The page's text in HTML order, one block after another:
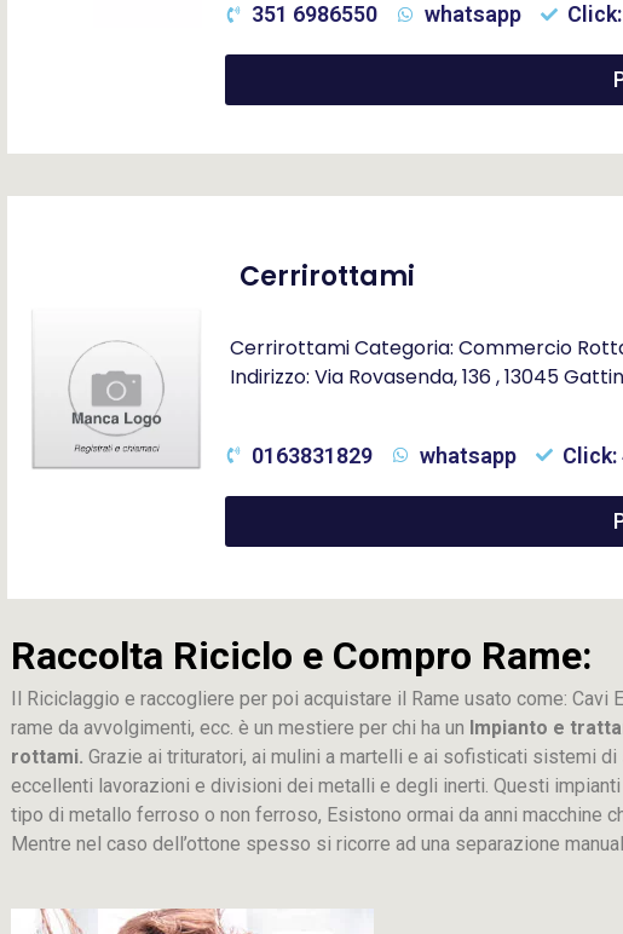
351 6986550 whatsapp
Cerrirottami
Cerrirottami Categoria: Commercio
Indirizzo: Via Rovasenda, 136 , 13045
0163831829 whatsapp Click:
Raccolta Riciclo e Compro Rame:
Il Riciclaggio e raccogliere per poi acquistare il Rame usato come:
rame da avvolgimenti, ecc. è un mestiere per chi ha un Impianto e
rottami. Grazie ai trituratori, ai mulini a martelli e ai sofisticati sistemi
eccellenti lavorazioni e divisioni dei metalli e degli inerti. Questi
tipo di metallo ferroso o non ferroso, Esistono ormai da anni macchine
Mentre nel caso dell’ottone spesso si ricorre ad una separazione